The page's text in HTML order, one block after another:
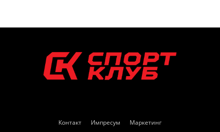
Контакт Импресум Маркетинг